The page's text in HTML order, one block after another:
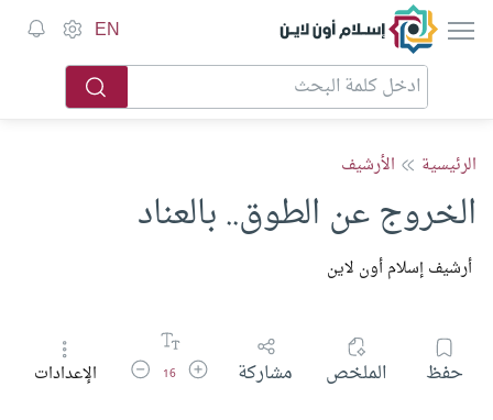
إسلام أون لاين EN
الرئيسية الأرشيف
الخروج عن الطوق.. بالعناد
أرشيف إسلام أون لاين
حفظ الملخص مشاركة زيادة حجم الخط
16 تقليل حجم الخط
الإعدادات